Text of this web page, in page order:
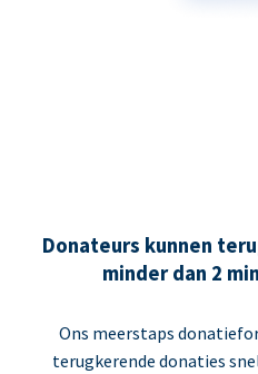
Donateurs kunnen
minder dan 2
Ons meerstaps
terugkerende donaties